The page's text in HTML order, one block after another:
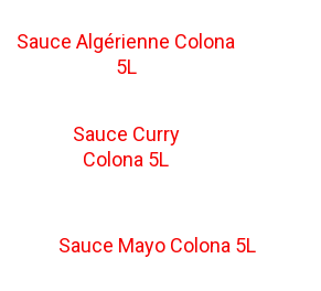
Sauce Algérienne Colona
5L
Sauce Curry
Colona 5L
Sauce Mayo Colona 5L